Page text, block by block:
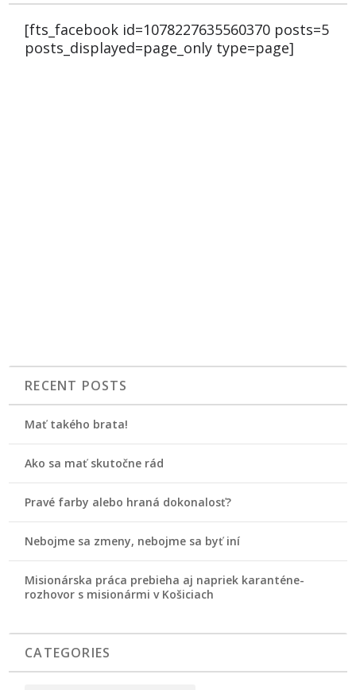
[fts_facebook id=1078227635560370 posts=5
posts_displayed=page_only type=page]
RECENT POSTS
Mať takého brata!
Ako sa mať skutočne rád
Pravé farby alebo hraná dokonalosť?
Nebojme sa zmeny, nebojme sa byť iní
Misionárska práca prebieha aj napriek karanténe-
rozhovor s misionármi v Košiciach
CATEGORIES